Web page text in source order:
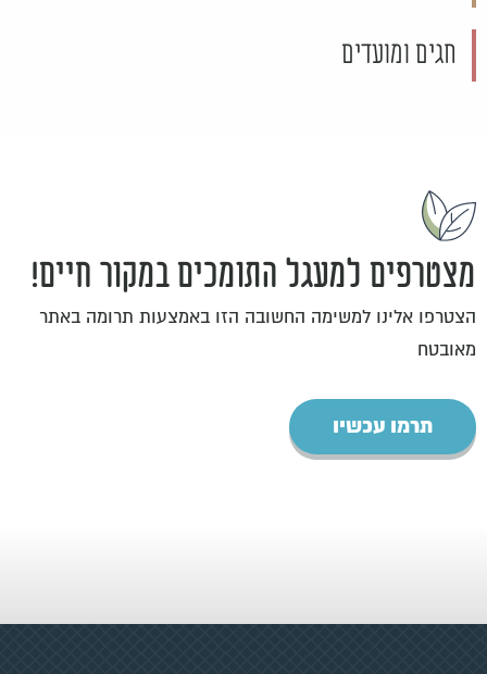
חגים ומועדים
מצטרפים למעגל התומכים במקור חיים!
הצטרפו אלינו למשימה החשובה הזו באמצעות תרומה באתר
מאובטח
תרמו עכשיו